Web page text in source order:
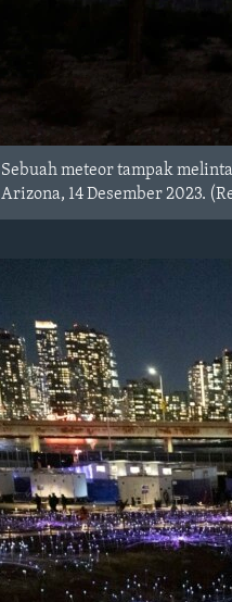
Sebuah meteor tampak
Arizona, 14 Desember 2023.